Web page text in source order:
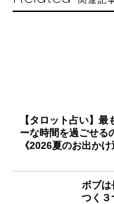
【タロット占い】最
ーな時間を過ごせる
《2026夏のお出か
ボブは
つく３